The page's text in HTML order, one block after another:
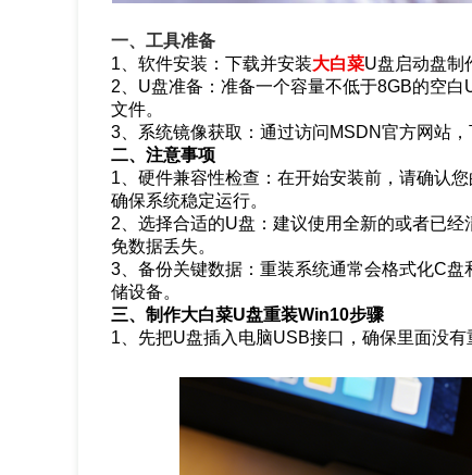
一、工具准备
1、软件安装：下载并安装大白菜U盘启动盘制
2、U盘准备：准备一个容量不低于8GB的空
文件。
3、系统镜像获取：通过访问MSDN官方网站
二、注意事项
1、硬件兼容性检查：在开始安装前，请确认
确保系统稳定运行。
2、选择合适的U盘：建议使用全新的或者已
免数据丢失。
3、备份关键数据：重装系统通常会格式化C
储设备。
三、制作大白菜U盘重装Win10步骤
1、先把U盘插入电脑USB接口，确保里面没有